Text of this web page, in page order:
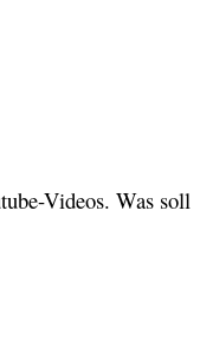
Videos. Was soll